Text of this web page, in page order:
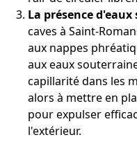
La présence
caves à Saint-
aux nappes
aux eaux
capillarité dans les
alors à mettre en
pour expulser
l'extérieur.